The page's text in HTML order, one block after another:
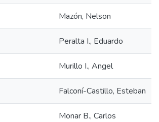
Mazón, Nelson
Peralta I., Eduardo
Murillo I., Angel
Falconí-Castillo, Esteban
Monar B., Carlos